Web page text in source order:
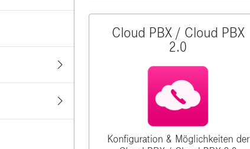
Cloud PBX / Cloud PBX
2.0
Konfiguration & Möglichkeiten der